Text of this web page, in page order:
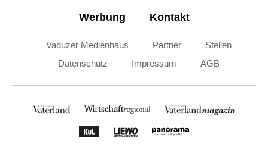
Werbung Kontakt
Vaduzer Medienhaus Partner
Stellen
Datenschutz
Impressum AGB